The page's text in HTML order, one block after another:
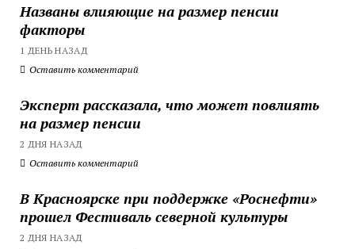
Названы влияющие на размер пенсии
факторы
1 ДЕНЬ НАЗАД
Оставить комментарий
Эксперт рассказала, что может повлиять
на размер пенсии
2 ДНЯ НАЗАД
Оставить комментарий
В Красноярске при поддержке «Роснефти»
прошел Фестиваль северной культуры
2 ДНЯ НАЗАД